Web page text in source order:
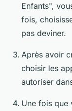
Enfants",
fois,
pas deviner.
Après avoir
choisir les
autoriser
Une fois que